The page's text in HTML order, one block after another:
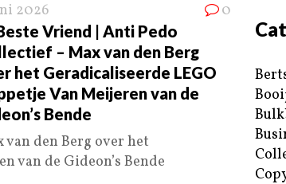
2026 0
Vriend | Anti Pedo
– Max van den Berg
het Geradicaliseerde LEGO
Van Meijeren van de
Bende
van den Berg over het
van de Gideon’s Bende